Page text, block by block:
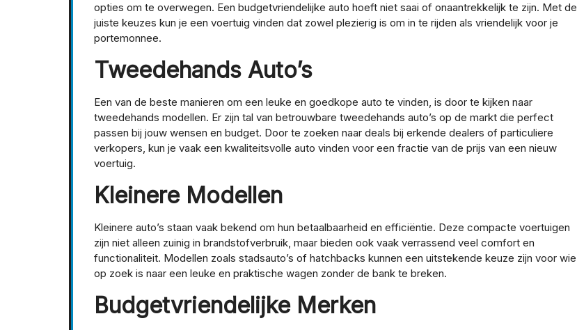
opties om te overwegen. Een budgetvriendelijke auto hoeft niet saai of onaantrekkelijk te zijn. Met de
juiste keuzes kun je een voertuig vinden dat zowel plezierig is om in te rijden als vriendelijk voor je
portemonnee.
Tweedehands Auto’s
Een van de beste manieren om een leuke en goedkope auto te vinden, is door te kijken naar
tweedehands modellen. Er zijn tal van betrouwbare tweedehands auto’s op de markt die perfect
passen bij jouw wensen en budget. Door te zoeken naar deals bij erkende dealers of particuliere
verkopers, kun je vaak een kwaliteitsvolle auto vinden voor een fractie van de prijs van een nieuw
voertuig.
Kleinere Modellen
Kleinere auto’s staan vaak bekend om hun betaalbaarheid en efficiëntie. Deze compacte voertuigen
zijn niet alleen zuinig in brandstofverbruik, maar bieden ook vaak verrassend veel comfort en
functionaliteit. Modellen zoals stadsauto’s of hatchbacks kunnen een uitstekende keuze zijn voor wie
op zoek is naar een leuke en praktische wagen zonder de bank te breken.
Budgetvriendelijke Merken